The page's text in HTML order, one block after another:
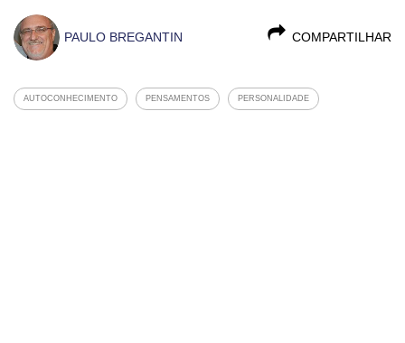
COMPARTILHAR
PAULO BREGANTIN
AUTOCONHECIMENTO PENSAMENTOS PERSONALIDADE